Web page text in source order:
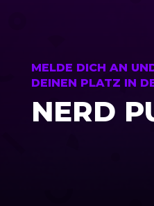
MELDE DICH AN
DEINEN PLATZ IN
NERD